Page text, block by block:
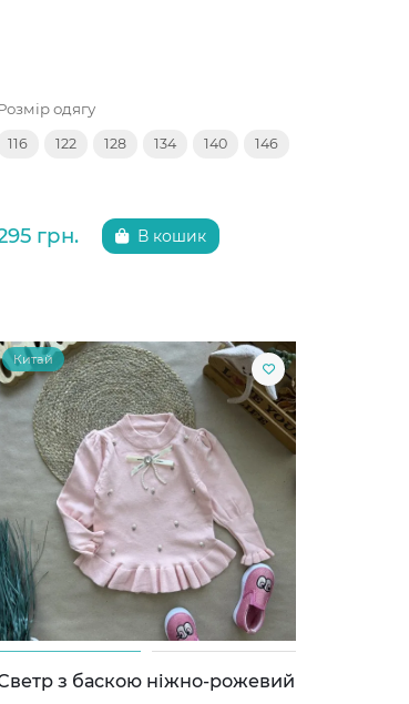
одягу
116 122 128 134 140 146
грн. В кошик
Китай
з баскою ніжно-рожевий